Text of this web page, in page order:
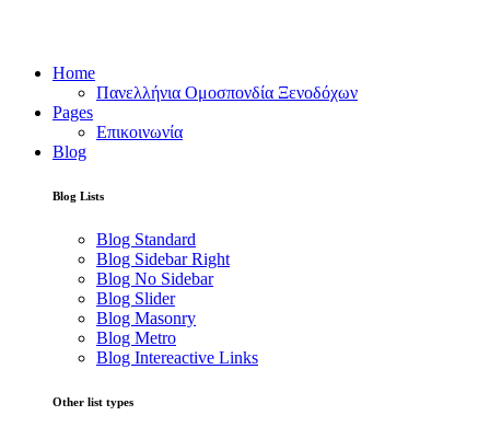
Home
Πανελλήνια Ομοσπονδία Ξενοδόχων
Pages
Επικοινωνία
Blog
Blog Lists
Blog Standard
Blog Sidebar Right
Blog No Sidebar
Blog Slider
Blog Masonry
Blog Metro
Blog Intereactive Links
Other list types